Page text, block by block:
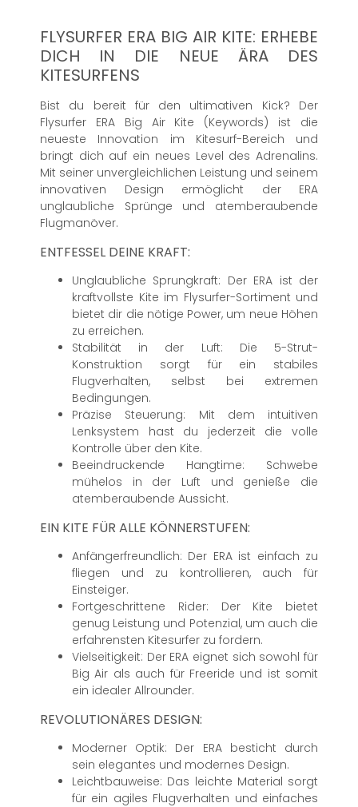
FLYSURFER ERA BIG AIR KITE: ERHEBE
DICH IN DIE NEUE ÄRA DES
KITESURFENS
Bist du bereit für den ultimativen Kick? Der
Flysurfer ERA Big Air Kite (Keywords) ist die
neueste Innovation im Kitesurf-Bereich und
bringt dich auf ein neues Level des Adrenalins.
Mit seiner unvergleichlichen Leistung und seinem
innovativen Design ermöglicht der ERA
unglaubliche Sprünge und atemberaubende
Flugmanöver.
ENTFESSEL DEINE KRAFT:
Unglaubliche Sprungkraft: Der ERA ist der
kraftvollste Kite im Flysurfer-Sortiment und
bietet dir die nötige Power, um neue Höhen
zu erreichen.
Stabilität in der Luft: Die 5-Strut-
Konstruktion sorgt für ein stabiles
Flugverhalten, selbst bei extremen
Bedingungen.
Präzise Steuerung: Mit dem intuitiven
Lenksystem hast du jederzeit die volle
Kontrolle über den Kite.
Beeindruckende Hangtime: Schwebe
mühelos in der Luft und genieße die
atemberaubende Aussicht.
EIN KITE FÜR ALLE KÖNNERSTUFEN:
Anfängerfreundlich: Der ERA ist einfach zu
fliegen und zu kontrollieren, auch für
Einsteiger.
Fortgeschrittene Rider: Der Kite bietet
genug Leistung und Potenzial, um auch die
erfahrensten Kitesurfer zu fordern.
Vielseitigkeit: Der ERA eignet sich sowohl für
Big Air als auch für Freeride und ist somit
ein idealer Allrounder.
REVOLUTIONÄRES DESIGN:
Moderner Optik: Der ERA besticht durch
sein elegantes und modernes Design.
Leichtbauweise: Das leichte Material sorgt
für ein agiles Flugverhalten und einfaches